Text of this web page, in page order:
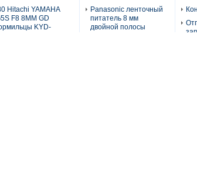
Hitachi YAMAHA
F8 8MM GD
KYD-
Panasonic ленточный
питатель 8 мм
двойной полосы